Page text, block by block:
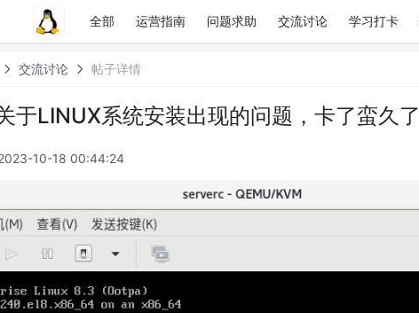
全部 运营指南 问题求助 交流讨论 学习打卡
交流讨论 帖子详情
于LINUX系统安装出现的问题，卡了蛮久了
10-18 00:44:24